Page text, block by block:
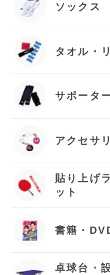
ソックス
タオル・
サポータ
アクセサ
貼り上げ
ット
書籍・
卓球台・